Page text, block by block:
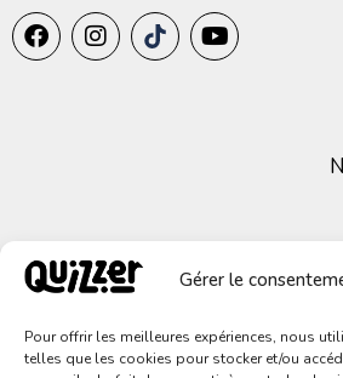
Gérer le
Pour offrir les meilleures expériences, nous
telles que les cookies pour stocker et/ou